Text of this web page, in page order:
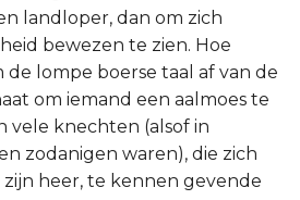
landloper, dan om zich
bewezen te zien. Hoe
lompe boerse taal af van de
om iemand een aalmoes te
vele knechten (alsof in
zodanigen waren), die zich
heer, te kennen gevende